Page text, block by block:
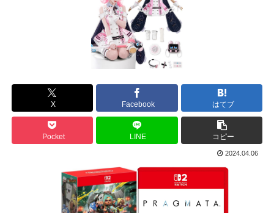
X Facebook はてブ
Pocket LINE コピー
2024.04.06